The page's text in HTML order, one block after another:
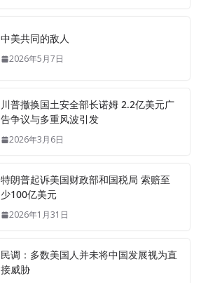
中美共同的敌人
2026年5月7日
川普撤换国土安全部长诺姆 2.2亿美元广
告争议与多重风波引发
2026年3月6日
特朗普起诉美国财政部和国税局 索赔至
少100亿美元
2026年1月31日
民调：多数美国人并未将中国发展视为直
接威胁